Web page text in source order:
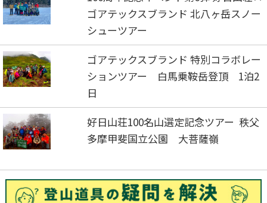
ゴアテックスブランド 北八ヶ岳スノー
シューツアー
ゴアテックスブランド 特別コラボレー
ションツアー 白馬乗鞍岳登頂 1泊2
日
好日山荘100名山選定記念ツアー 秩父
多摩甲斐国立公園 大菩薩嶺